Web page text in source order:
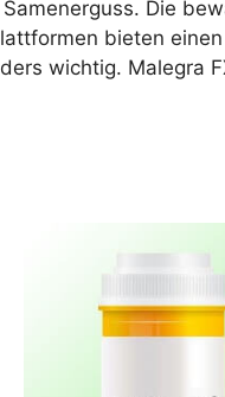
Die
bieten
wichtig. Malegra